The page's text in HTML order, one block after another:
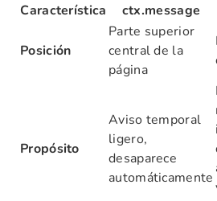
Característica ctx.message
Posición
Parte superior
central de la
página
Propósito
Aviso temporal
ligero,
desaparece
automáticamente